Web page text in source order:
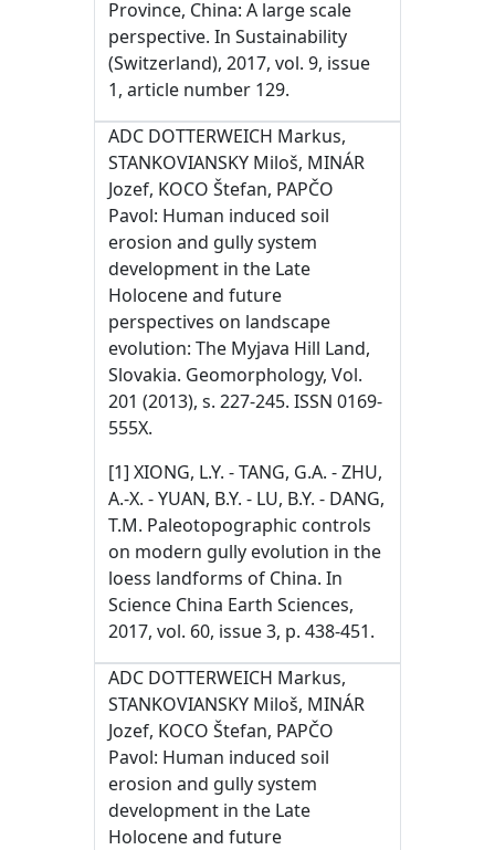
Province, China: A large scale
perspective. In Sustainability
(Switzerland), 2017, vol. 9, issue
1, article number 129.
ADC DOTTERWEICH Markus,
STANKOVIANSKY Miloš, MINÁR
Jozef, KOCO Štefan, PAPČO
Pavol: Human induced soil
erosion and gully system
development in the Late
Holocene and future
perspectives on landscape
evolution: The Myjava Hill Land,
Slovakia. Geomorphology, Vol.
201 (2013), s. 227-245. ISSN 0169-
555X.
[1] XIONG, L.Y. - TANG, G.A. - ZHU,
A.-X. - YUAN, B.Y. - LU, B.Y. - DANG,
T.M. Paleotopographic controls
on modern gully evolution in the
loess landforms of China. In
Science China Earth Sciences,
2017, vol. 60, issue 3, p. 438-451.
ADC DOTTERWEICH Markus,
STANKOVIANSKY Miloš, MINÁR
Jozef, KOCO Štefan, PAPČO
Pavol: Human induced soil
erosion and gully system
development in the Late
Holocene and future